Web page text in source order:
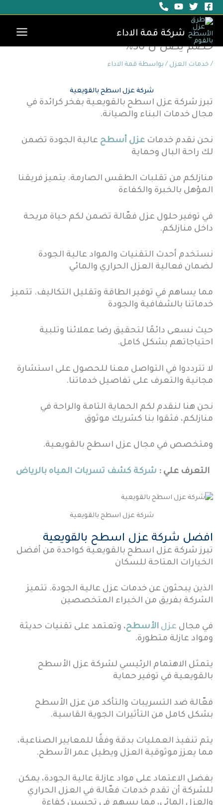
تخطي
المحتوى
شركة قمة الاداء
شركة عزل اسطح بالقويعية 0559120116
خصم يصل ل 30%
/ خدمات العزل / بواسطة قمة الاداء
شركة عزل اسطح بالقويعية
تبرز شركة عزل اسطح بالقويعية بفخر كرائدة في
مجال خدمات البناء والصيانة.
نحن نقدم خدمات عزل أسطح عالية الجودة تضمن
لك راحة البال وحماية
منازلكم من تقلبات الطقس الصارمة. يتميز فريقنا
المؤهل بالخبرة والكفاءة
في توفير حلول عزل فعّالة تضمن لكم حياة مريحة
داخل منازلكم.
نستخدم أحدث التقنيات والمواد عالية الجودة
لضمان فعالية العزل الحراري والمائي
مما يساهم في توفير الطاقة وتقليل التكاليف. تتميز
خدماتنا بالشفافية والجودة
حيث نسعى دائمًا لتحقيق رضا عملائنا وتلبية
احتياجاتهم بشكل كامل.
لا تترددوا في التواصل معنا للحصول على استشارة
مجانية والتعرف على تفاصيل خدماتنا.
نحن هنا لنقدم لكم الحماية التامة والراحة في
منازلكم، فثقوا بنا كشريك موثوق
ومتخصص في مجال عزل اسطح بالقويعية.
التعرف علي : شركة كشف تسربات المياه بالرياض
شركة عزل اسطح بالقويعية
افضل شركة عزل اسطح بالقويعية
تبرز شركة عزل اسطح بالقويعية كواحدة من أفضل
الخيارات المتاحة للسكان
الذين يبحثون عن خدمات عزل عالية الجودة. تتميز
الشركة بفريق من الخبراء المتخصصين
في مجال عزل الأسطح، وتعتمد على تقنيات حديثة
ومواد عازلة متطورة.
يتمثل الاهتمام الرئيسي لشركة عزل الأسطح
بالقويعية في توفير حماية
فعّالة ضد التسريبات والتأكد من عزل الأسطح
بشكل كامل من التأثيرات الجوية القاسية.
يتم تنفيذ العمليات بدقة وفقًا للمعايير الصناعية،
مما يعزز موثوقية العزل ويطيل عمر الأسطح.
بفضل الاعتماد على مواد عازلة عالية الجودة، يمكن
للشركة أن تقدم خدمات فعّالة في العزل الحراري